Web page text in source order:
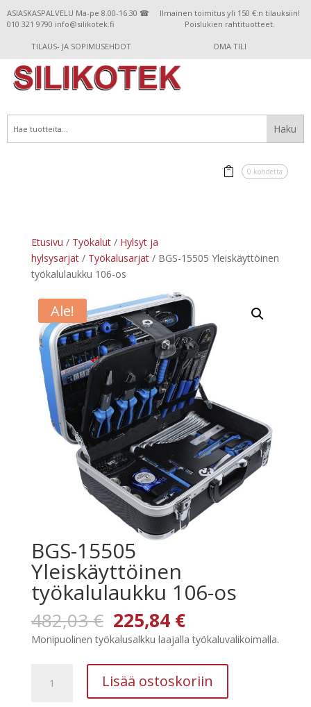
ASIASKASPALVELU Ma-pe 8.00-16.30 ☎
010 321 9790 info@silikotek.fi
Ilmainen toimitus yli 150 €:n tilauksiin!
Poislukien rahtituotteet.
TILAUS- JA SOPIMUSEHDOT OMA TILI
0 kohdetta
Etusivu / Työkalut/ Hylsyt ja
hylsysarjat/ Työkalusarjat/ BGS-15505 Yleiskäyttöinen
työkalulaukku 106-os
Ale!
BGS-15505
Yleiskäyttöinen
työkalulaukku 106-os
482,03€ Alkuperäinen
hinta
oli:
482,03 €.
225,84 €Nykyinen
hinta
on:
225,84 €.
Monipuolinen työkalusalkku laajalla työkaluvalikoimalla.
15505
Lisää ostoskoriin